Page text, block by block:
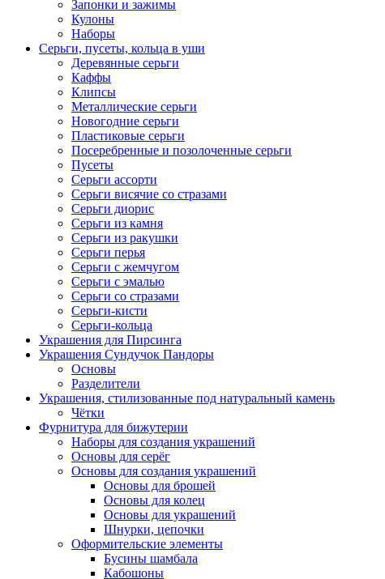
Запонки и зажимы
Кулоны
Наборы
Серьги, пусеты, кольца в уши
Деревянные серьги
Каффы
Клипсы
Металлические серьги
Новогодние серьги
Пластиковые серьги
Посеребренные и позолоченные серьги
Пусеты
Серьги ассорти
Серьги висячие со стразами
Серьги диорис
Серьги из камня
Серьги из ракушки
Серьги перья
Серьги с жемчугом
Серьги с эмалью
Серьги со стразами
Серьги-кисти
Серьги-кольца
Украшения для Пирсинга
Украшения Сундучок Пандоры
Основы
Разделители
Украшения, стилизованные под натуральный камень
Чётки
Фурнитура для бижутерии
Наборы для создания украшений
Основы для серёг
Основы для создания украшений
Основы для брошей
Основы для колец
Основы для украшений
Шнурки, цепочки
Оформительские элементы
Бусины шамбала
Кабошоны